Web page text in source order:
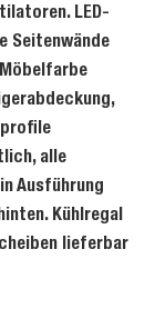
LED-
Seitenwände
alle
Ausführung
Kühlregal
lieferbar